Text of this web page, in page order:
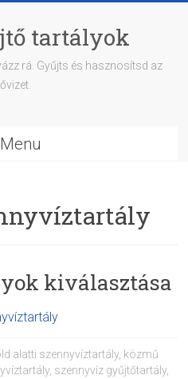
tartályok
rá. Gyűjts és hasznosítsd az
Menu
kiválasztása
alatti szennyvíztartály, közmű
, szennyvíz gyűjtőtartály,